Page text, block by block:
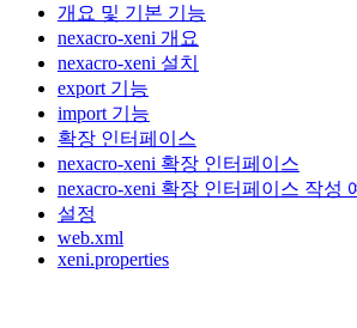
개요 및 기본 기능
nexacro-xeni 개요
nexacro-xeni 설치
export 기능
import 기능
확장 인터페이스
nexacro-xeni 확장 인터페이스
nexacro-xeni 확장 인터페이스 작성
설정
web.xml
xeni.properties